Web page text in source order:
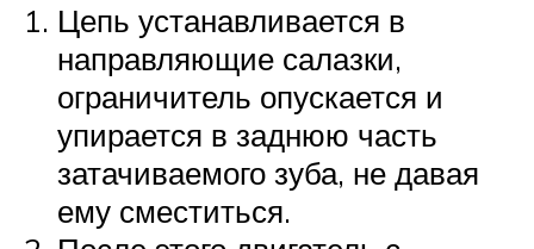
Цепь устанавливается в
направляющие салазки,
ограничитель опускается и
упирается в заднюю часть
затачиваемого зуба, не давая
ему сместиться.